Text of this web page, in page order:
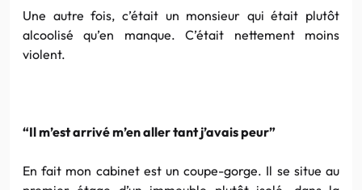
Une autre fois, c’était un monsieur qui était plutôt
alcoolisé qu’en manque. C’était nettement moins
violent.
“Il m’est arrivé m’en aller tant j’avais peur”
En fait mon cabinet est un coupe-gorge. Il se situe au